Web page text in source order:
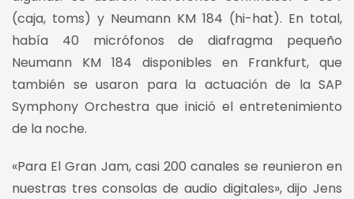
(caja, toms) y Neumann KM 184 (hi-hat). En total,
había 40 micrófonos de diafragma pequeño
Neumann KM 184 disponibles en Frankfurt, que
también se usaron para la actuación de la SAP
Symphony Orchestra que inició el entretenimiento
de la noche.
«Para El Gran Jam, casi 200 canales se reunieron en
nuestras tres consolas de audio digitales», dijo Jens